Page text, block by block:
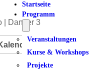
Startseite
Programm
Veranstaltungen
Kurse & Workshops
Projekte
hinzufügen
Kalender
iCalendarOffice 365